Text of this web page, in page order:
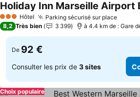
3 ÉtoilesHôtel Parking sécurisé sur place
Holiday Inn Marseille Airport
8,2 Très bien 3 399 à 4.4 km de : Gare
De 92 €
Consulter les prix de 3 sites
Choix populaire